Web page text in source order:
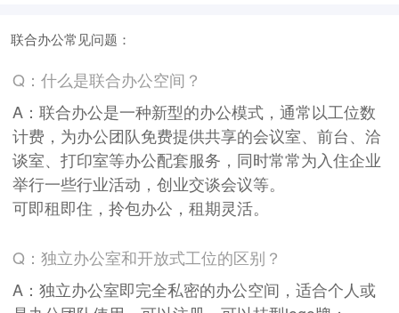
联合办公常见问题：
Q：什么是联合办公空间？
A：联合办公是一种新型的办公模式，通常以工位数
计费，为办公团队免费提供共享的会议室、前台、洽
谈室、打印室等办公配套服务，同时常常为入住企业
举行一些行业活动，创业交谈会议等。
可即租即住，拎包办公，租期灵活。
Q：独立办公室和开放式工位的区别？
A：独立办公室即完全私密的办公空间，适合个人或